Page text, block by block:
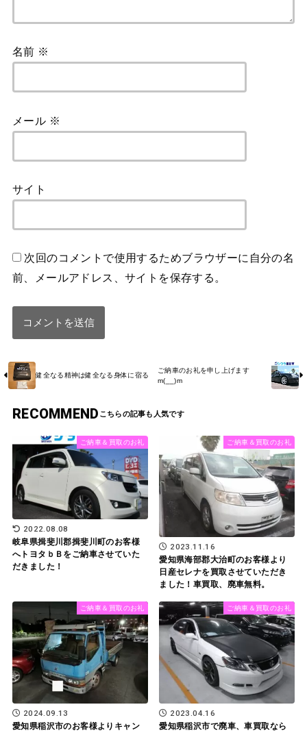
名前 ※
メール ※
サイト
次回のコメントで使用するためブラウザーに自分の名
前、メールアドレス、サイトを保存する。
健全なる精神は健全なる身体に宿る
ご納車のお礼を申し上げます
m(__)m
RECOMMEND
ご納車＆買取のお礼
2022.08.08
岐阜県揖斐川郡揖斐川町のお客様
へトヨタｂＢをご納車させていた
だきました！
ご納車＆買取のお礼
2023.11.16
愛知県海部郡大治町のお客様より
日産セレナを買取させていただき
ました！車買取、廃車無料。
ご納車＆買取のお礼
2024.09.13
愛知県稲沢市のお客様よりキャン
ご納車＆買取のお礼
2023.04.16
愛知県稲沢市で廃車、車買取なら